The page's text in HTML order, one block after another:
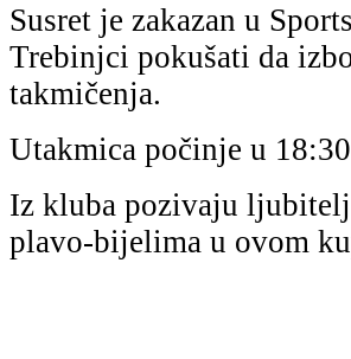
Susret je zakazan u
Trebinjci pokušati da
takmičenja.
Utakmica počinje u
Iz kluba pozivaju
plavo-bijelima u ovom